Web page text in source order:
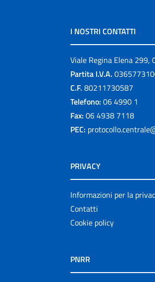
I NOSTRI CONTATTI
Viale Regina Elena 299,
Partita I.V.A.
C.F. 80211730587
Telefono: 06 4990 1
Fax: 06 4938 7118
PEC:
PRIVACY
Informazioni per la
Contatti
Cookie policy
PNRR